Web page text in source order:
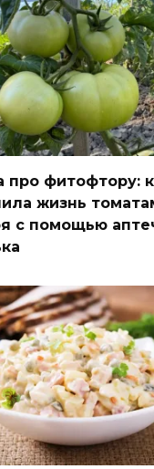
про фитофтору:
жизнь
с помощью